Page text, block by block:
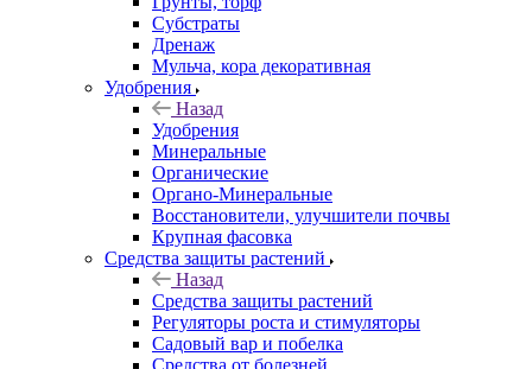
Субстраты
Дренаж
Мульча, кора декоративная
Удобрения
Назад
Удобрения
Минеральные
Органические
Органо-Минеральные
Восстановители, улучшители почвы
Крупная фасовка
Средства защиты растений
Назад
Средства защиты растений
Регуляторы роста и стимуляторы
Садовый вар и побелка
Средства от болезней